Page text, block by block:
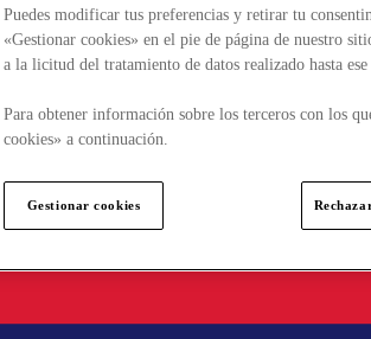
Puedes modificar tus preferencias y retirar tu
«Gestionar cookies» en el pie de página de nuestro
a la licitud del tratamiento de datos realizado hasta
Para obtener información sobre los terceros con los
cookies» a continuación.
Gestionar cookies